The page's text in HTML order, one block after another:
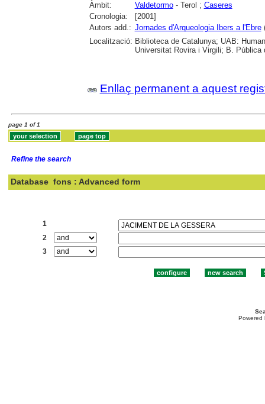
Àmbit:
Valdetormo- Terol ; Caseres
Cronologia:
[2001]
Autors add.: Jornades d'Arqueologia Ibers a l'Ebre
Localització: Biblioteca de Catalunya; UAB:
Universitat Rovira i Virgili; B. Pública
Enllaç permanent a aquest
page 1 of 1
Refine the search
Database fons : Advanced form
1
2
3
Powered